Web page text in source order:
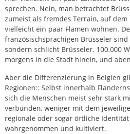
sprechen. Nein, man betrachtet
zumeist als fremdes Terrain, auf
vielleicht ein paar Flamen wohnen.
französischsprachigen Brüsseler
sondern schlicht Brüsseler. 100.000
morgens in die Stadt hinein, und
Aber die Differenzierung in Belgien
Regionen:: Selbst innerhalb
sich die Menschen meist sehr stark
verbunden, weniger mit dem
regionale oder sogar örtliche
wahrgenommen und kultiviert.